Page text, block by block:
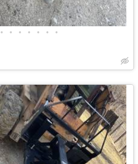
• • • • • • •